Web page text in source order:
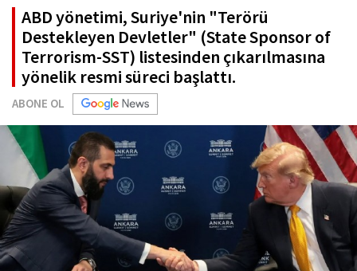
ABD yönetimi, Suriye'nin "Terörü
Destekleyen Devletler" (State Sponsor of
Terrorism-SST) listesinden çıkarılmasına
yönelik resmi süreci başlattı.
ABONE OL